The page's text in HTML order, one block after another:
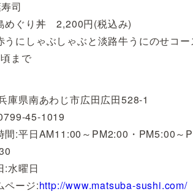
司
めぐり丼 2,200円(税込み)
うにしゃぶしゃぶと淡路牛うにのせコ
まで
庫県南あわじ市広田広田528-1
45-1019
間:平日AM11:00～PM2:00・PM5:00
:水曜日
ページ:http://www.matsuba-sushi.com/